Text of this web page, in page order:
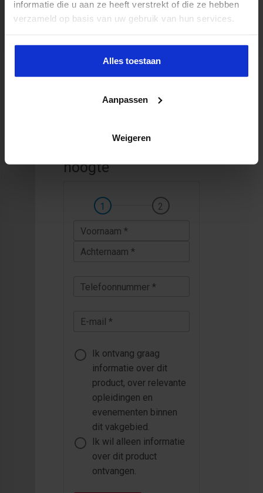
informatie die u aan ze heeft verstrekt of die ze hebben
verzameld op basis van uw gebruik van hun services.
Alles toestaan
Aanpassen
Weigeren
hoogte
Voornaam *
Achternaam *
Telefoonnummer *
E-mail *
Ik ontvang graag
informatie over dit
product, over relevante
opleidingen en
evenementen binnen
dit vakgebied.
Ik wil alleen informatie
over dit product
ontvangen.